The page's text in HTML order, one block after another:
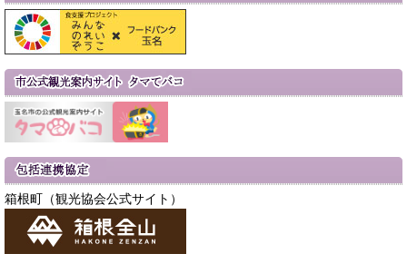
箱根町（観光協会公式サイト）